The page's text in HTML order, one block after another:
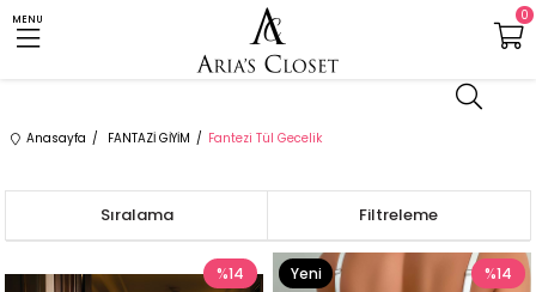
MENU 0
Anasayfa FANTAZİ GİYİM Fantezi Tül Gecelik
Filtreleme
Sıralama
%14 %14
Yeni